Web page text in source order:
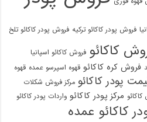
فروش پودر کاکائو ترکیه فروش پودر کاکائو تلخ
کاکائو فروش کاکائو اسپانیا
فروش کره کاکائو قهوه اسپرسو عمده قهوه
پودر کاکائو مرکز فروش شکلات
مرکز پودر کاکائو واردات پودر کاکائو
کاکائو عمده